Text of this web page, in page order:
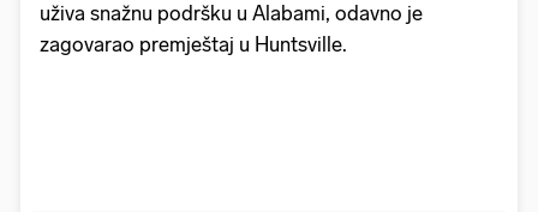
uživa snažnu podršku u Alabami, odavno je
zagovarao premještaj u Huntsville.